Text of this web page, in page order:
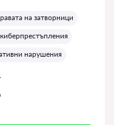
на затворници
нарушения